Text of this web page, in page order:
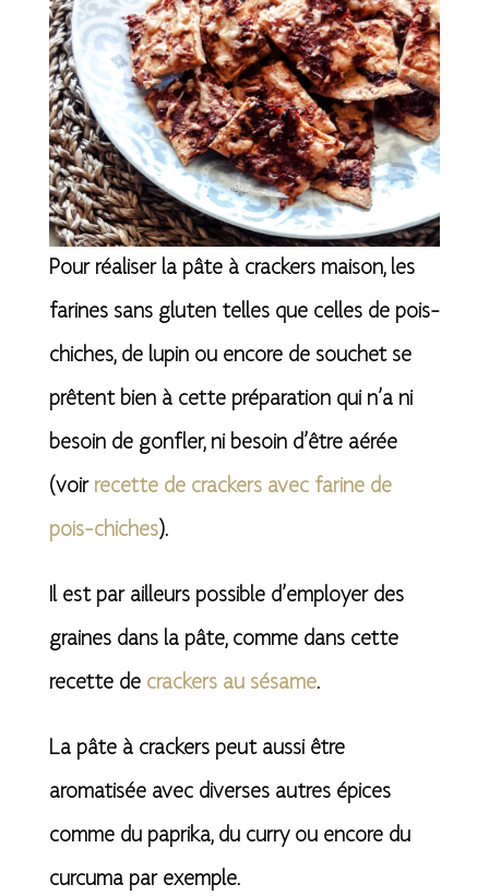
Pour réaliser la pâte à crackers maison, les
farines sans gluten telles que celles de pois-
chiches, de lupin ou encore de souchet se
prêtent bien à cette préparation qui n’a ni
besoin de gonfler, ni besoin d’être aérée
(voir recette de crackers avec farine de
pois-chiches).
Il est par ailleurs possible d’employer des
graines dans la pâte, comme dans cette
recette de crackers au sésame.
La pâte à crackers peut aussi être
aromatisée avec diverses autres épices
comme du paprika, du curry ou encore du
curcuma par exemple.